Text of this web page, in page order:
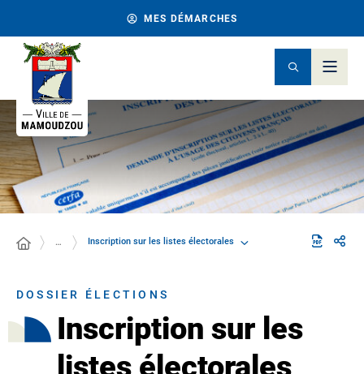
MES DÉMARCHES
… Inscription sur les listes électorales
DOSSIER ÉLECTIONS
Inscription sur les
listes électorales